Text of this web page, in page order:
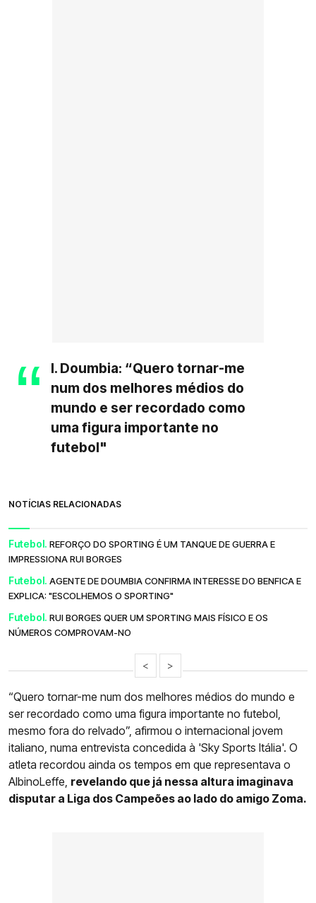
I. Doumbia: “Quero tornar-me
num dos melhores médios do
mundo e ser recordado como
uma figura importante no
futebol"
NOTÍCIAS RELACIONADAS
Futebol. REFORÇO DO SPORTING É UM TANQUE DE GUERRA E
IMPRESSIONA RUI BORGES
Futebol. AGENTE DE DOUMBIA CONFIRMA INTERESSE DO BENFICA E
EXPLICA: "ESCOLHEMOS O SPORTING"
Futebol. RUI BORGES QUER UM SPORTING MAIS FÍSICO E OS
NÚMEROS COMPROVAM-NO
< >
“Quero tornar-me num dos melhores médios do mundo e
ser recordado como uma figura importante no futebol,
mesmo fora do relvado”, afirmou o internacional jovem
italiano, numa entrevista concedida à 'Sky Sports Itália'. O
atleta recordou ainda os tempos em que representava o
AlbinoLeffe, revelando que já nessa altura imaginava
disputar a Liga dos Campeões ao lado do amigo Zoma.